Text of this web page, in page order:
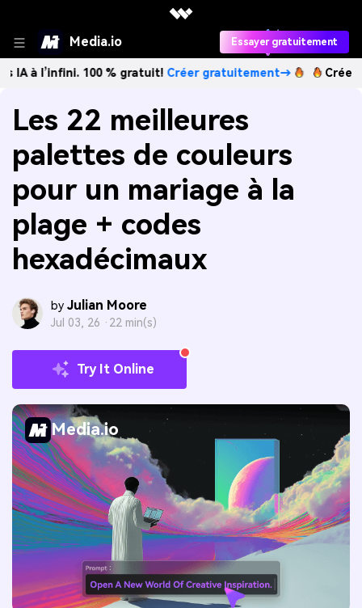
Media.io Essayer gratuitement
100 % gratuit!Créer gratuitement→ Créez des
Les 22 meilleures
palettes de couleurs
pour un mariage à la
plage + codes
hexadécimaux
by Julian Moore
Jul 03, 26 · 22 min(s)
Try It Online
Media.io